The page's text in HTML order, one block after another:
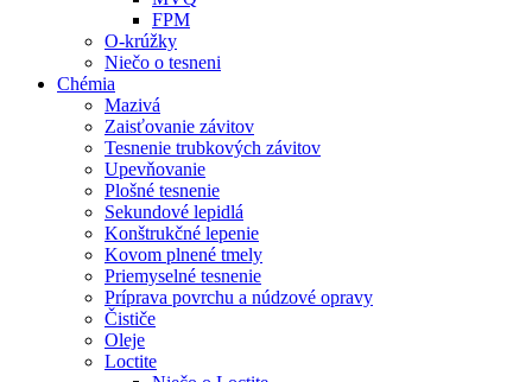
FPM
O-krúžky
Niečo o tesneni
Chémia
Mazivá
Zaisťovanie závitov
Tesnenie trubkových závitov
Upevňovanie
Plošné tesnenie
Sekundové lepidlá
Konštrukčné lepenie
Kovom plnené tmely
Priemyselné tesnenie
Príprava povrchu a núdzové opravy
Čističe
Oleje
Loctite